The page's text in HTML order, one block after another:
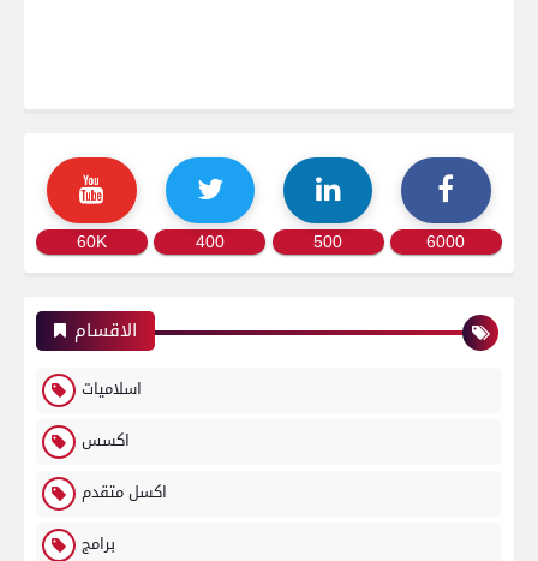
60K 400 500 6000
الاقسام
اسلاميات
اكسس
اكسل متقدم
برامج